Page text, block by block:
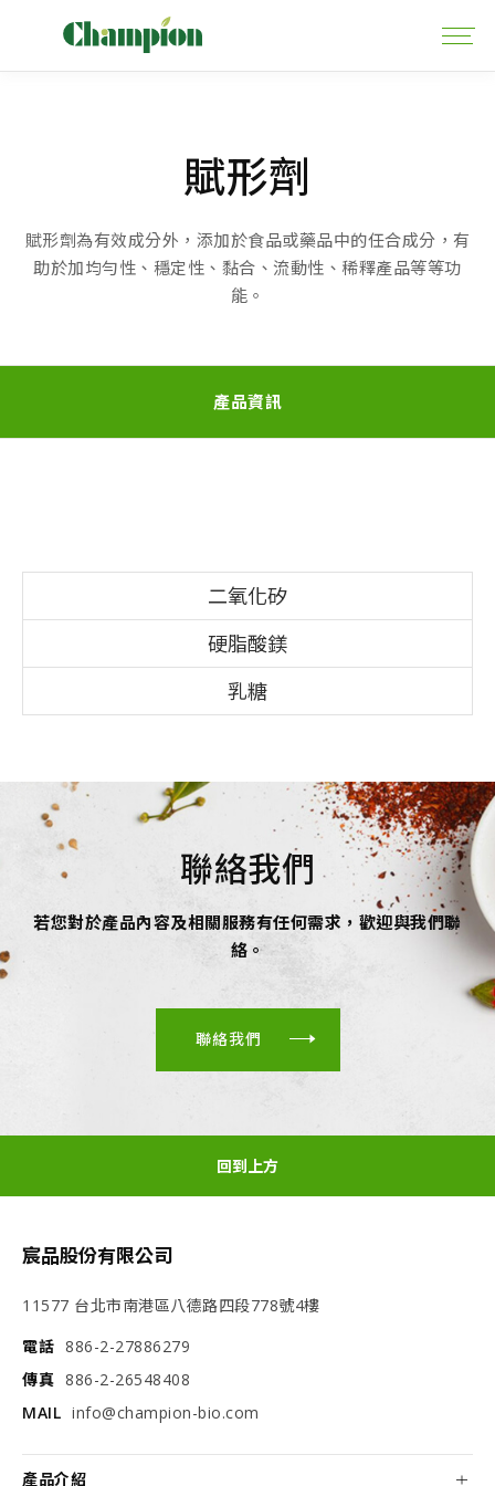
賦形劑
賦形劑為有效成分外，添加於食品或藥品中的任合成分，有
助於加均勻性、穩定性、黏合、流動性、稀釋產品等等功
能。
產品資訊
二氧化矽
硬脂酸鎂
乳糖
聯絡我們
若您對於產品內容及相關服務有任何需求，歡迎與我們聯
絡。
聯絡我們
回到上方
宸品股份有限公司
11577 台北市南港區八德路四段778號4樓
電話 886-2-27886279
傳真 886-2-26548408
MAIL info@champion-bio.com
產品介紹